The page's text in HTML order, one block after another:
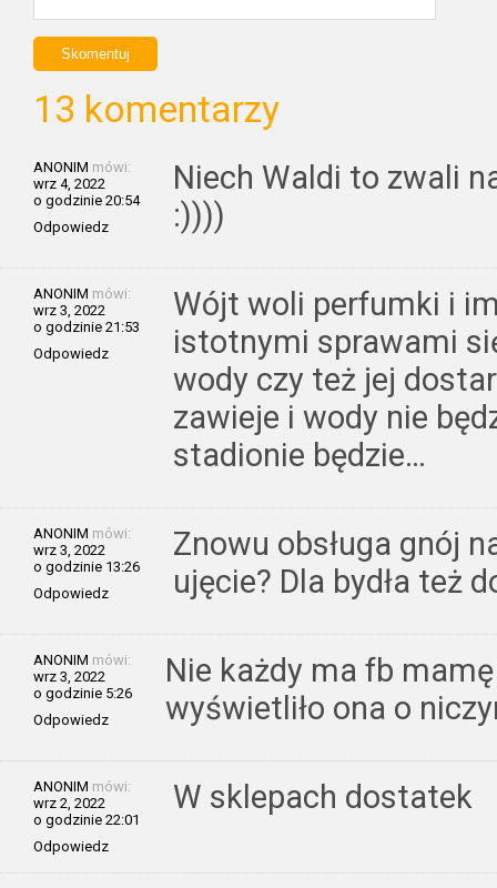
13 komentarzy
ANONIM mówi:
wrz 4, 2022
o godzinie 20:54
Odpowiedz
Niech Waldi to zwali
:))))
ANONIM mówi:
wrz 3, 2022
o godzinie 21:53
Odpowiedz
Wójt woli perfumki i
istotnymi sprawami
wody czy też jej
zawieje i wody nie
stadionie będzie…
ANONIM mówi:
wrz 3, 2022
o godzinie 13:26
Odpowiedz
Znowu obsługa gnój
ujęcie? Dla bydła też
ANONIM mówi:
wrz 3, 2022
o godzinie 5:26
Odpowiedz
Nie każdy ma fb
wyświetliło ona o
ANONIM mówi:
wrz 2, 2022
o godzinie 22:01
Odpowiedz
W sklepach dostatek